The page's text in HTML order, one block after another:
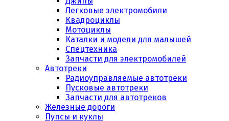
Легковые электромобили
Квадроциклы
Мотоциклы
Каталки и модели для малышей
Спецтехника
Запчасти для электромобилей
Автотреки
Радиоуправляемые автотреки
Пусковые автотреки
Запчасти для автотреков
Железные дороги
Пупсы и куклы